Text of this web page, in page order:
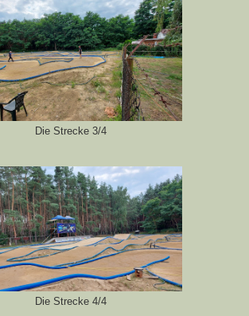
Die Strecke 3/4
Die Strecke 4/4